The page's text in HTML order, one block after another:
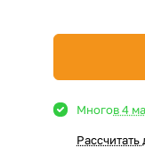
Многов 4
Рассчитать